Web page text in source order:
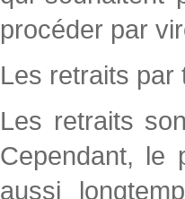
procéder par
Les retraits par
Les retraits
Cependant, le
aussi